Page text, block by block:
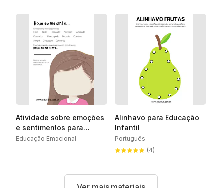
Atividade sobre emoções
e sentimentos para
Ensino Fundamental
Educação Emocional
Alinhavo para Educação
Infantil
Português
(4)